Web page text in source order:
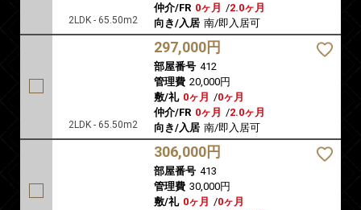
2LDK - 65.50m2
仲介/FR 0ヶ月 /2.0ヶ月
向き/入居 南/即入居可
2LDK - 65.50m2
297,000円
部屋番号 412
管理費 20,000円
敷/礼 0ヶ月 /0ヶ月
仲介/FR 0ヶ月 /2.0ヶ月
向き/入居 南/即入居可
306,000円
部屋番号 413
管理費 30,000円
敷/礼 0ヶ月 /0ヶ月